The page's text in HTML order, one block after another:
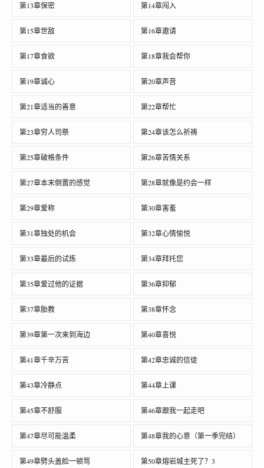
第13章保密 第14章闯入
第15章世敌 第16章邀请
第17章食欲 第18章我会帮你
第19章诚心 第20章声音
第21章适当的善意 第22章帮忙
第23章穷人司祭 第24章该怎么祈祷
第25章破格条件 第26章苦情关系
第27章本末倒置的感觉 第28章就像是约会一样
第29章爱称 第30章害羞
第31章独处的机会 第32章心情愉悦
第33章最后的试炼 第34章拜托您
第35章爱过他的证据 第36章抑郁
第37章胎教 第38章怀念
第39章第一次来到海边 第40章喜悦
第41章千辛万苦 第42章忠诚的信徒
第43章冷静点 第44章上课
第45章不舒服 第46章跟我一起走吧
第47章尽可能温柔 第48章我的心意（第一季完结）
第49章劈头盖脸一顿骂 第50章熔岩城主死了？3